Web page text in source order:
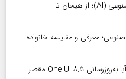
رشد خیره‌کننده بازار توکن‌های هوش مصنوعی (AI)؛ از هیجان تا
معرفی و مقایسه خانواده
بحران باتری در گوشی‌های سامسونگ؛ آیا به‌روزرسانی One UI ۸.۵ مقصر